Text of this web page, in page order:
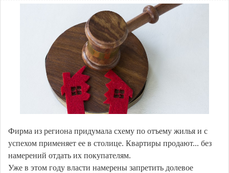
Фирма из региона придумала схему по отъему жилья и с
успехом применяет ее в столице. Квартиры продают... без
намерений отдать их покупателям.
Уже в этом году власти намерены запретить долевое